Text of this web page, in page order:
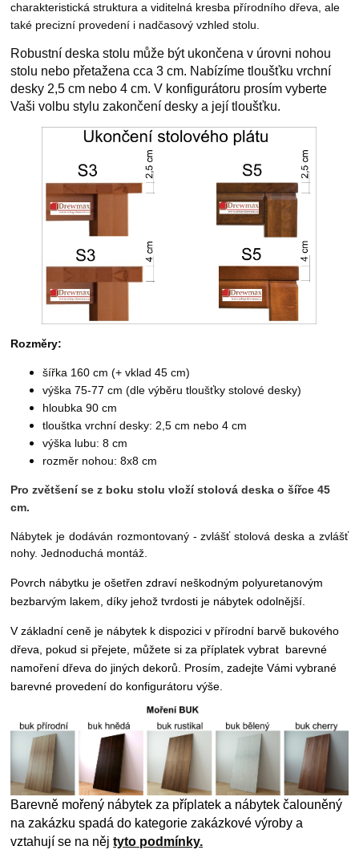
charakteristická struktura a viditelná kresba přírodního dřeva, ale
také precizní provedení i nadčasový vzhled stolu.
Robustní deska stolu může být ukončena v úrovni nohou
stolu nebo přetažena cca 3 cm. Nabízíme tloušťku vrchní
desky 2,5 cm nebo 4 cm. V konfigurátoru prosím vyberte
Vaši volbu stylu zakončení desky a její tloušťku.
Rozměry:
šířka 160 cm (+ vklad 45 cm)
výška 75-77 cm (dle výběru tloušťky stolové desky)
hloubka 90 cm
tlouštka vrchní desky: 2,5 cm nebo 4 cm
výška lubu: 8 cm
rozměr nohou: 8x8 cm
Pro zvětšení se z boku stolu vloží stolová deska o šířce 45
cm.
Nábytek je dodáván rozmontovaný - zvlášť stolová deska a zvlášť
nohy. Jednoduchá montáž.
Povrch nábytku je ošetřen zdraví neškodným polyuretanovým
bezbarvým lakem, díky jehož tvrdosti je nábytek odolnější.
V základní ceně je nábytek k dispozici v přírodní barvě bukového
dřeva, pokud si přejete, můžete si za příplatek vybrat barevné
namoření dřeva do jiných dekorů. Prosím, zadejte Vámi vybrané
barevné provedení do konfigurátoru výše.
Barevně mořený nábytek za příplatek a nábytek čalouněný
na zakázku spadá do kategorie zakázkové výroby a
vztahují se na nějtyto podmínky.